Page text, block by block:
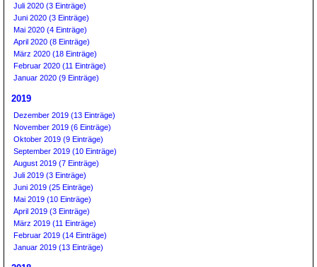
Juli 2020 (3 Einträge)
Juni 2020 (3 Einträge)
Mai 2020 (4 Einträge)
April 2020 (8 Einträge)
März 2020 (18 Einträge)
Februar 2020 (11 Einträge)
Januar 2020 (9 Einträge)
2019
Dezember 2019 (13 Einträge)
November 2019 (6 Einträge)
Oktober 2019 (9 Einträge)
September 2019 (10 Einträge)
August 2019 (7 Einträge)
Juli 2019 (3 Einträge)
Juni 2019 (25 Einträge)
Mai 2019 (10 Einträge)
April 2019 (3 Einträge)
März 2019 (11 Einträge)
Februar 2019 (14 Einträge)
Januar 2019 (13 Einträge)